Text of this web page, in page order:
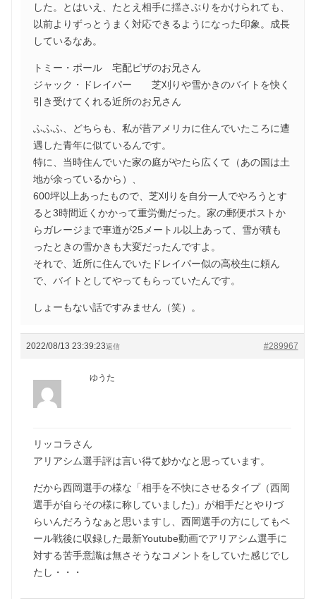
した。とはいえ、たとえ相手に揺さぶりをかけられても、
以前よりずっとうまく対応できるようになった印象。成長
しているなあ。
トミー・ポール 宅配ピザのお兄さん
ジャック・ドレイパー 芝刈りや雪かきのバイトを快く
引き受けてくれる近所のお兄さん
ふふふ、どちらも、私が昔アメリカに住んでいたころに遭
遇した青年に似ているんです。
特に、当時住んでいた家の庭がやたら広くて（あの国は土
地が余っているから）、
600坪以上あったもので、芝刈りを自分一人でやろうとす
ると3時間近くかかって重労働だった。家の郵便ポストか
らガレージまで車道が25メートル以上あって、雪が積も
ったときの雪かきも大変だったんですよ。
それで、近所に住んでいたドレイパー似の高校生に頼ん
で、バイトとしてやってもらっていたんです。
しょーもない話ですみません（笑）。
2022/08/13 23:39:23 #289967
返信
ゆうた
リッコラさん
アリアシム選手評は言い得て妙かなと思っています。
だから西岡選手の様な「相手を不快にさせるタイプ（西岡
選手が自らその様に称していました)」が相手だとやりづ
らいんだろうなぁと思いますし、西岡選手の方にしてもペ
ール戦後に収録した最新Youtube動画でアリアシム選手に
対する苦手意識は無さそうなコメントをしていた感じでし
たし・・・